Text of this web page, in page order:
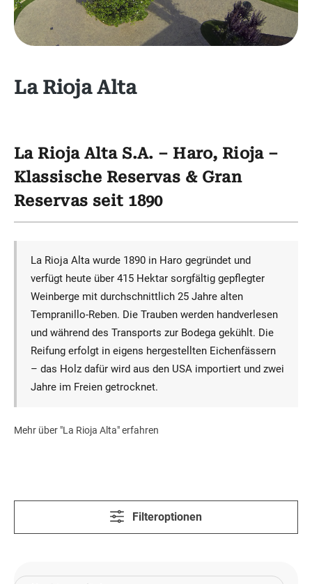
La Rioja Alta
La Rioja Alta S.A. – Haro, Rioja –
Klassische Reservas & Gran
Reservas seit 1890
La Rioja Alta wurde 1890 in Haro gegründet und
verfügt heute über 415 Hektar sorgfältig gepflegter
Weinberge mit durchschnittlich 25 Jahre alten
Tempranillo-Reben. Die Trauben werden handverlesen
und während des Transports zur Bodega gekühlt. Die
Reifung erfolgt in eigens hergestellten Eichenfässern
– das Holz dafür wird aus den USA importiert und zwei
Jahre im Freien getrocknet.
Mehr über "La Rioja Alta" erfahren
Filteroptionen